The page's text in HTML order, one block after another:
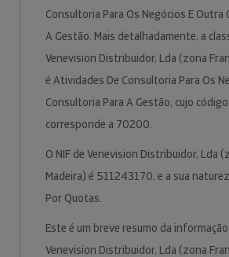
Consultoria Para Os Negócios E Outra
A Gestão. Mais detalhadamente, a
Venevision Distribuidor, Lda (zona
é Atividades De Consultoria Para Os
Consultoria Para A Gestão, cujo
corresponde a 70200.
O NIF de Venevision Distribuidor, Lda
Madeira) é 511243170, e a sua
Por Quotas.
Este é um breve resumo da
Venevision Distribuidor, Lda (zona